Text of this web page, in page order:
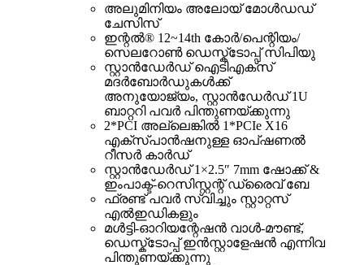
അലുമിനിയം അലോയ് മോൾഡഡ്
ചേസിസ്
ഇന്റൽ® 12~14th കോർ/പെന്റിയം/
സെലറോൺ ഡെസ്ക്ടോപ്പ് സിപിയു
സ്റ്റാൻഡേർഡ് ഐടിഎക്സ്
മദർബോർഡുകൾക്ക്
അനുയോജ്യം, സ്റ്റാൻഡേർഡ് 1U
ബാറ്ററി പവർ പിന്തുണയ്ക്കുന്നു
2*PCI അല്ലെങ്കിൽ 1*PCIe X16
എക്സ്പാൻഷനുള്ള ഓപ്ഷണൽ
റീസർ കാർഡ്
സ്റ്റാൻഡേർഡ് 1×2.5″ 7mm ഷോക്ക് &
ഇംപാക്ട്-റെസിസ്റ്റന്റ് ഡ്രൈവ് ബേ
ഫ്രണ്ട് പവർ സ്വിച്ചും സ്റ്റാറ്റസ്
എൽഇഡികളും
മൾട്ടി-ഓറിയന്റേഷൻ വാൾ-മൗണ്ട്,
ഡെസ്ക്ടോപ്പ് ഇൻസ്റ്റാളേഷൻ എന്നിവ
പിന്തുണയ്ക്കുന്നു